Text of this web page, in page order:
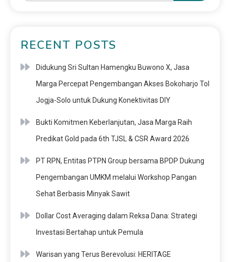
RECENT POSTS
Didukung Sri Sultan Hamengku Buwono X, Jasa
Marga Percepat Pengembangan Akses Bokoharjo Tol
Jogja-Solo untuk Dukung Konektivitas DIY
Bukti Komitmen Keberlanjutan, Jasa Marga Raih
Predikat Gold pada 6th TJSL & CSR Award 2026
PT RPN, Entitas PTPN Group bersama BPDP Dukung
Pengembangan UMKM melalui Workshop Pangan
Sehat Berbasis Minyak Sawit
Dollar Cost Averaging dalam Reksa Dana: Strategi
Investasi Bertahap untuk Pemula
Warisan yang Terus Berevolusi: HERITAGE